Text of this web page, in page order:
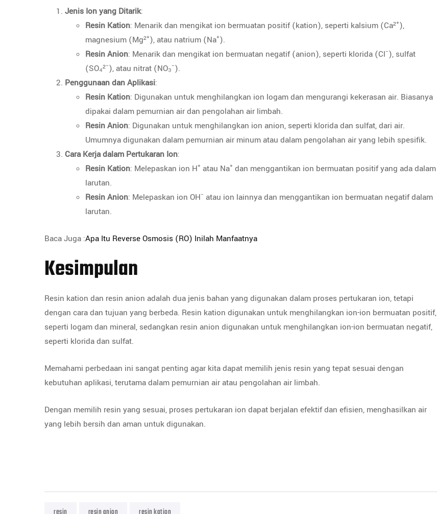
Jenis Ion yang Ditarik:
Resin Kation: Menarik dan mengikat ion bermuatan positif (kation), seperti kalsium (Ca²⁺),
magnesium (Mg²⁺), atau natrium (Na⁺).
Resin Anion: Menarik dan mengikat ion bermuatan negatif (anion), seperti klorida (Cl⁻), sulfat
(SO₄²⁻), atau nitrat (NO₃⁻).
Penggunaan dan Aplikasi:
Resin Kation: Digunakan untuk menghilangkan ion logam dan mengurangi kekerasan air. Biasanya
dipakai dalam pemurnian air dan pengolahan air limbah.
Resin Anion: Digunakan untuk menghilangkan ion anion, seperti klorida dan sulfat, dari air.
Umumnya digunakan dalam pemurnian air minum atau dalam pengolahan air yang lebih spesifik.
Cara Kerja dalam Pertukaran Ion:
Resin Kation: Melepaskan ion H⁺ atau Na⁺ dan menggantikan ion bermuatan positif yang ada dalam
larutan.
Resin Anion: Melepaskan ion OH⁻ atau ion lainnya dan menggantikan ion bermuatan negatif dalam
larutan.
Baca Juga :Apa Itu Reverse Osmosis (RO) Inilah Manfaatnya
Kesimpulan
Resin kation dan resin anion adalah dua jenis bahan yang digunakan dalam proses pertukaran ion, tetapi
dengan cara dan tujuan yang berbeda. Resin kation digunakan untuk menghilangkan ion-ion bermuatan positif,
seperti logam dan mineral, sedangkan resin anion digunakan untuk menghilangkan ion-ion bermuatan negatif,
seperti klorida dan sulfat.
Memahami perbedaan ini sangat penting agar kita dapat memilih jenis resin yang tepat sesuai dengan
kebutuhan aplikasi, terutama dalam pemurnian air atau pengolahan air limbah.
Dengan memilih resin yang sesuai, proses pertukaran ion dapat berjalan efektif dan efisien, menghasilkan air
yang lebih bersih dan aman untuk digunakan.